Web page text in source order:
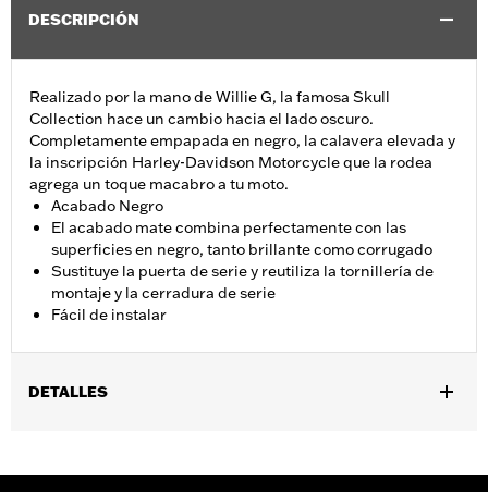
DESCRIPCIÓN
Realizado por la mano de Willie G, la famosa Skull
Collection hace un cambio hacia el lado oscuro.
Completamente empapada en negro, la calavera elevada y
la inscripción Harley-Davidson Motorcycle que la rodea
agrega un toque macabro a tu moto.
Acabado Negro
El acabado mate combina perfectamente con las
superficies en negro, tanto brillante como corrugado
Sustituye la puerta de serie y reutiliza la tornillería de
montaje y la cerradura de serie
Fácil de instalar
DETALLES